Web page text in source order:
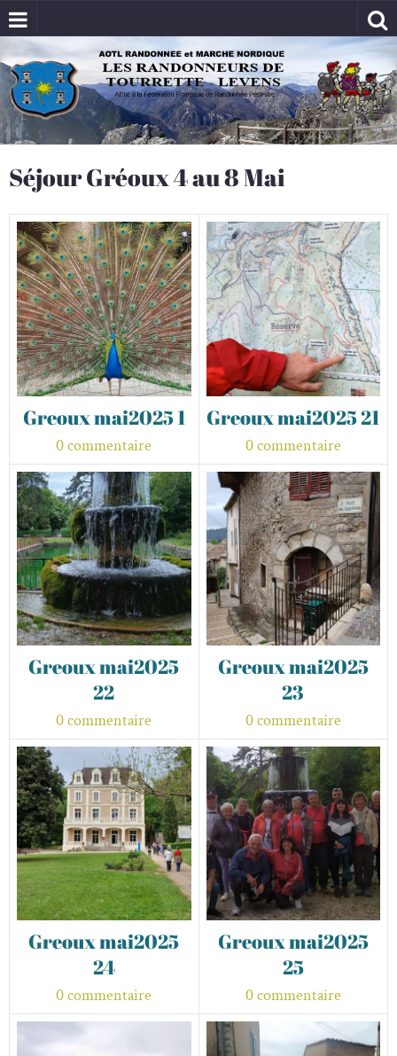
Séjour Gréoux 4 au 8 Mai
Greoux mai2025 1
0 commentaire
Greoux mai2025 21
0 commentaire
Greoux mai2025
22
0 commentaire
Greoux mai2025
23
0 commentaire
Greoux mai2025
24
0 commentaire
Greoux mai2025
25
0 commentaire